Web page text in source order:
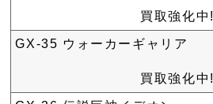
買取強化中!
GX-35 ウォーカーギャリア
買取強化中!